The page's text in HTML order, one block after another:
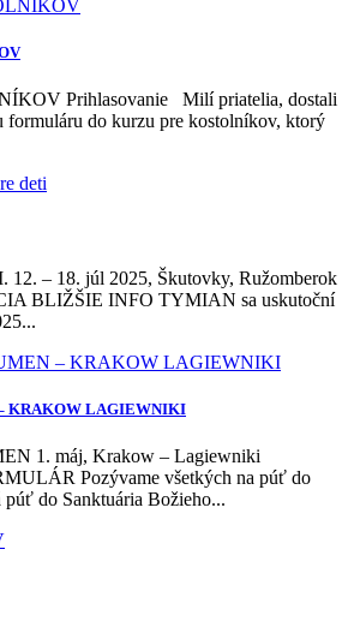
Prihlasovanie Milí priatelia, dostali
formuláru do kurzu pre kostolníkov, ktorý
12. – 18. júl 2025, Škutovky, Ružomberok
BLIŽŠIE INFO TYMIAN sa uskutoční
KRAKOW LAGIEWNIKI
1. máj, Krakow – Lagiewniki
Pozývame všetkých na púť do
do Sanktuária Božieho...